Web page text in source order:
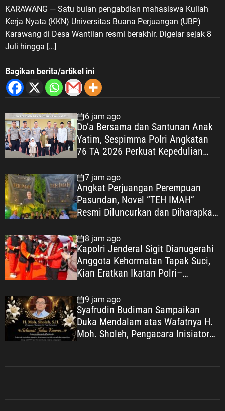
KARAWANG — Satu bulan pengabdian mahasiswa Kuliah
Kerja Nyata (KKN) Universitas Buana Perjuangan (UBP)
Karawang di Desa Wantilan resmi berakhir. Digelar sejak 8
Juli hingga […]
Bagikan berita/artikel ini
6 jam ago
Do’a Bersama dan Santunan Anak
Yatim, Sespimma Polri Angkatan
76 TA 2026 Perkuat Kepedulian
7 jam ago
Angkat Perjuangan Perempuan
Pasundan, Novel “TEH IMAH”
Resmi Diluncurkan dan Diharapkan
8 jam ago
Kapolri Jenderal Sigit Dianugerahi
Anggota Kehormatan Tapak Suci,
Kian Eratkan Ikatan Polri–
9 jam ago
Syafrudin Budiman Sampaikan
Duka Mendalam atas Wafatnya H.
Moh. Sholeh, Pengacara Inisiator